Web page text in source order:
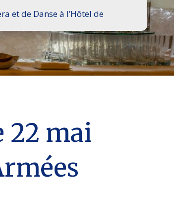
et de Danse à l’Hôtel de
22 mai